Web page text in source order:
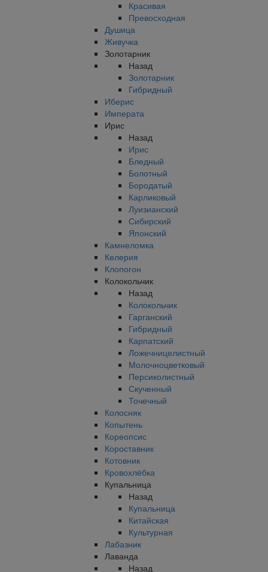
Красивая
Превосходная
Душица
Живучка
Золотарник
Назад
Золотарник
Гибридный
Иберис
Императа
Ирис
Назад
Ирис
Бледный
Болотный
Бородатый
Карликовый
Луизианский
Сибирский
Японский
Камнеломка
Келерия
Клопогон
Колокольчик
Назад
Колокольчик
Гарганский
Гибридный
Карпатский
Ложечницелистный
Молочноцветковый
Персиколистный
Скученный
Точечный
Колосняк
Копытень
Кореопсис
Короставник
Котовник
Кровохлёбка
Купальница
Назад
Купальница
Китайская
Культурная
Лабазник
Лаванда
Назад